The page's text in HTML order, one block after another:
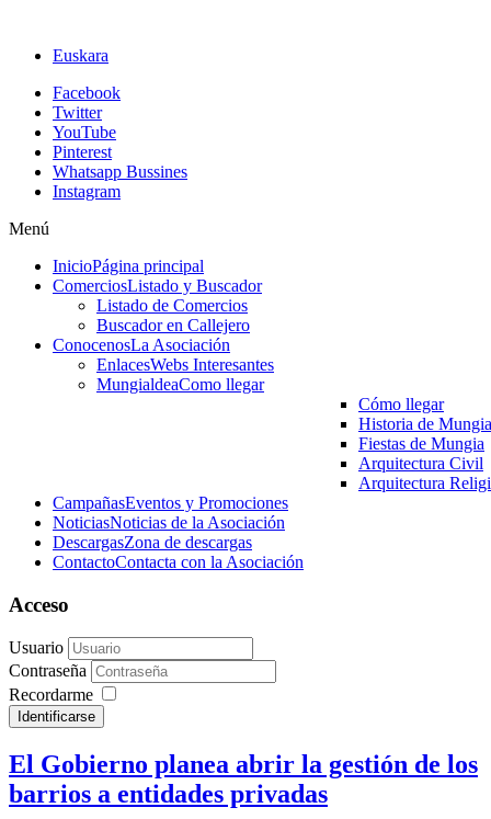
Euskara
Facebook
Twitter
YouTube
Pinterest
Whatsapp Bussines
Instagram
Menú
InicioPágina principal
ComerciosListado y Buscador
Listado de Comercios
Buscador en Callejero
ConocenosLa Asociación
EnlacesWebs Interesantes
MungialdeaComo llegar
Cómo llegar
Historia de Mungia
Fiestas de Mungia
Arquitectura Civil
Arquitectura
CampañasEventos y Promociones
NoticiasNoticias de la Asociación
DescargasZona de descargas
ContactoContacta con la Asociación
Acceso
Usuario
Contraseña
Recordarme
Identificarse
El Gobierno planea abrir la gestión de los
barrios a entidades privadas